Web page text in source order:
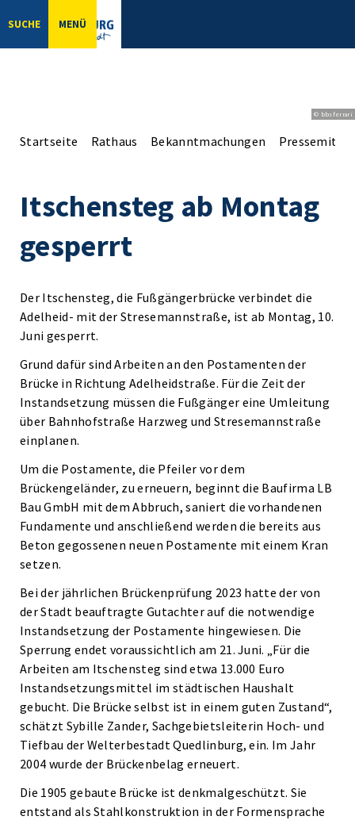
SUCHE MENÜ
© bbsferrari
Startseite Rathaus Bekanntmachungen
Itschensteg ab Montag
gesperrt
Der Itschensteg, die Fußgängerbrücke verbindet die
Adelheid- mit der Stresemannstraße, ist ab Montag, 10.
Juni gesperrt.
Grund dafür sind Arbeiten an den Postamenten der
Brücke in Richtung Adelheidstraße. Für die Zeit der
Instandsetzung müssen die Fußgänger eine Umleitung
über Bahnhofstraße Harzweg und Stresemannstraße
einplanen.
Um die Postamente, die Pfeiler vor dem
Brückengeländer, zu erneuern, beginnt die Baufirma LB
Bau GmbH mit dem Abbruch, saniert die vorhandenen
Fundamente und anschließend werden die bereits aus
Beton gegossenen neuen Postamente mit einem Kran
setzen.
Bei der jährlichen Brückenprüfung 2023 hatte der von
der Stadt beauftragte Gutachter auf die notwendige
Instandsetzung der Postamente hingewiesen. Die
Sperrung endet voraussichtlich am 21. Juni. „Für die
Arbeiten am Itschensteg sind etwa 13.000 Euro
Instandsetzungsmittel im städtischen Haushalt
gebucht. Die Brücke selbst ist in einem guten Zustand“,
schätzt Sybille Zander, Sachgebietsleiterin Hoch- und
Tiefbau der Welterbestadt Quedlinburg, ein. Im Jahr
2004 wurde der Brückenbelag erneuert.
Die 1905 gebaute Brücke ist denkmalgeschützt. Sie
entstand als Stahlkonstruktion in der Formensprache